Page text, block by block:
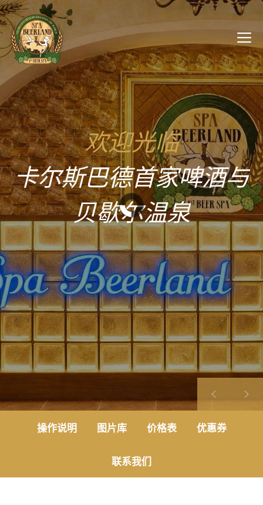
跳
至
内
容
欢迎光临
卡尔斯巴德首家啤酒与
贝歇尔温泉
操作说明 图片库 价格表 优惠券
联系我们